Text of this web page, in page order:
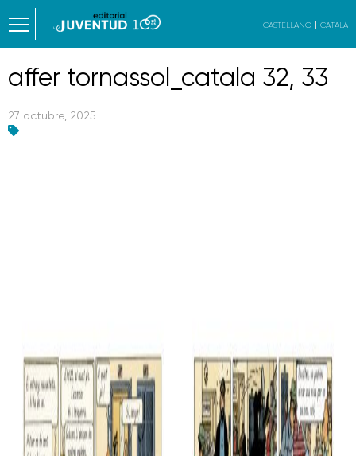
CASTELLANO CATALÀ
affer tornassol_catala 32, 33
27 octubre, 2025